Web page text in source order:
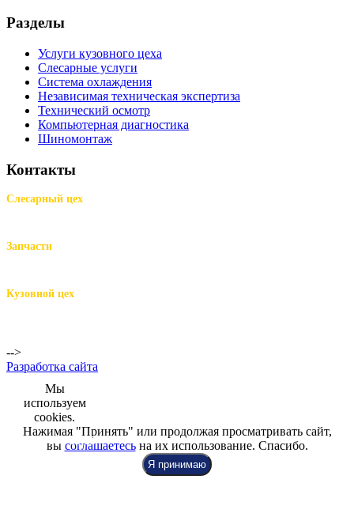
Разделы
Услуги кузовного цеха
Слесарные услуги
Система охлаждения
Независимая техническая экспертиза
Технический осмотр
Компьютерная диагностика
Шиномонтаж
Контакты
Слесарный цех
+7 (812) 942-00-99
Запчасти
+7 (812) 918-80-40
Кузовной цех
+7 (812) 926-86-86
-->
Разработка сайта
Мы
используем
cookies.
Нажимая "Принять" или продолжая просматривать сайт,
вы соглашаетесьна их использование. Спасибо.
Я принимаю